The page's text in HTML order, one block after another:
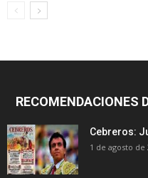
RECOMENDACIONES
Cebreros:
1 de agosto de